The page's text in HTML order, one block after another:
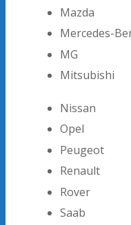
Mazda
Mercedes-
MG
Mitsubishi
Nissan
Opel
Peugeot
Renault
Rover
Saab